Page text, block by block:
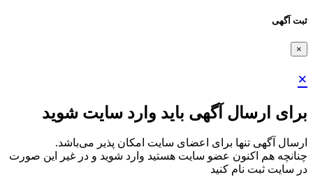
ثبت آگهی
×
×
برای ارسال آگهی باید وارد سایت شوید
ارسال آگهی تنها برای اعضای سایت امکان پذیر می‌باشد.
چنانچه هم‌ اکنون عضو سایت هستید وارد شوید و در غیر این صورت
در سایت ثبت نام کنید